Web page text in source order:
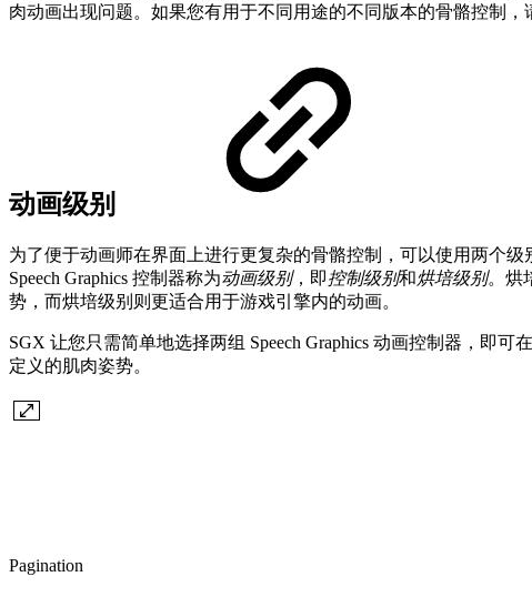
肉动画出现问题。如果您有用于不同用途的不同版本的骨骼控制，
动画级别
为了便于动画师在界面上进行更复杂的骨骼控制，可以使用两个
Speech Graphics 控制器称为动画级别，即控制级别和烘培级别。烘
势，而烘培级别则更适合用于游戏引擎内的动画。
SGX 让您只需简单地选择两组 Speech Graphics 动画控制器，即
定义的肌肉姿势。
Pagination